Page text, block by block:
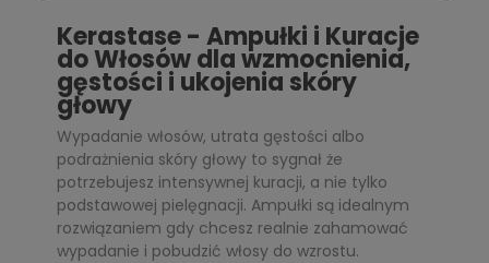
Kerastase - Ampułki i Kuracje
do Włosów dla wzmocnienia,
gęstości i ukojenia skóry
głowy
Wypadanie włosów, utrata gęstości albo
podrażnienia skóry głowy to sygnał że
potrzebujesz intensywnej kuracji, a nie tylko
podstawowej pielęgnacji. Ampułki są idealnym
rozwiązaniem gdy chcesz realnie zahamować
wypadanie i pobudzić włosy do wzrostu.